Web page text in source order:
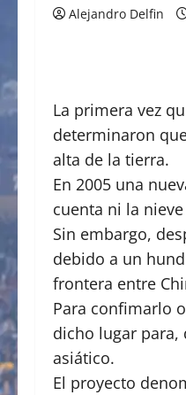
Alejandro Delfin
La primera vez
determinaron
alta de la tierra.
En 2005 una
cuenta ni la
Sin embargo,
debido a un
frontera entre
Para confimarlo
dicho lugar para,
asiático.
El proyecto